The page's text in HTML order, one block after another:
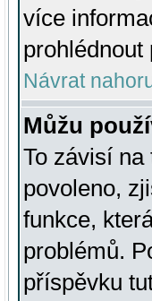
více
prohlédnout
Návrat
Můžu
To závisí
povoleno,
funkce,
problémů.
příspěvku